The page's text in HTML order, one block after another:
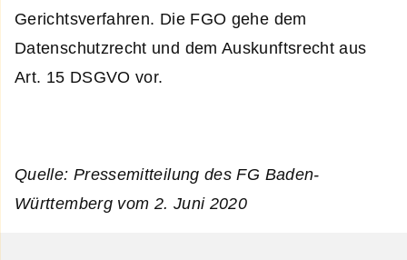
Gerichtsverfahren. Die FGO gehe dem
Datenschutzrecht und dem Auskunftsrecht aus
Art. 15 DSGVO vor.
Quelle: Pressemitteilung des FG Baden-
Württemberg vom 2. Juni 2020